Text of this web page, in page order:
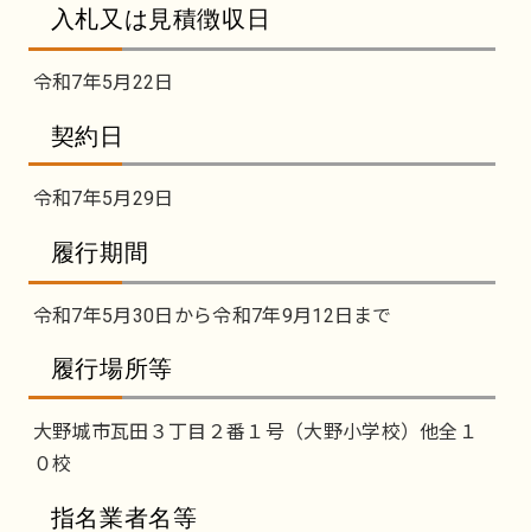
入札又は見積徴収日
令和7年5月22日
契約日
令和7年5月29日
履行期間
令和7年5月30日から令和7年9月12日まで
履行場所等
大野城市瓦田３丁目２番１号（大野小学校）他全１
０校
指名業者名等